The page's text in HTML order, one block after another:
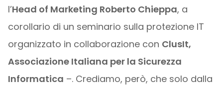
l’Head of Marketing Roberto Chieppa, a
corollario di un seminario sulla protezione IT
organizzato in collaborazione con ClusIt,
Associazione Italiana per la Sicurezza
Informatica –. Crediamo, però, che solo dalla